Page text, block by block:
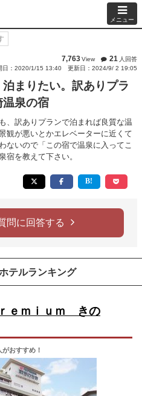
メニュー
7,763View 21 人回答
日：2020/1/15 13:40
更新日：2024/9/ 2 19:05
泊まりたい。訳ありプラ
温泉の宿
、訳ありプランで泊まれば良質な温
観が悪いとかエレベーターに近くて
ないので「この宿で温泉に入ってこ
宿を教えて下さい。
問に回答する
テルランキング
ｅｍｉｕｍ きの
がおすすめ！